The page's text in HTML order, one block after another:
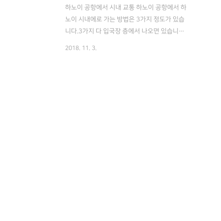
하노이 공항에서 시내 교통 하노이 공항에서 하
노이 시내에로 가는 방법은 3가지 정도가 있습
니다.3가지 다 입국장 층에서 나오면 있습니다.
2018. 11. 3.